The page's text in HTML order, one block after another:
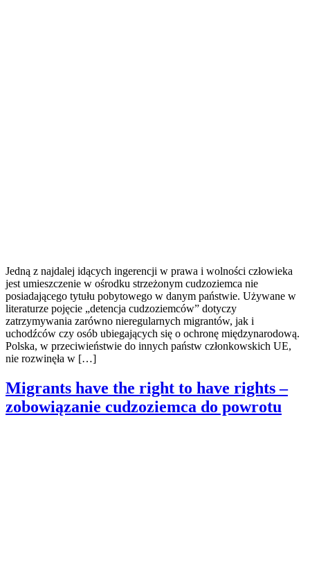
Jedną z najdalej idących ingerencji w prawa i wolności człowieka
jest umieszczenie w ośrodku strzeżonym cudzoziemca nie
posiadającego tytułu pobytowego w danym państwie. Używane w
literaturze pojęcie „detencja cudzoziemców” dotyczy
zatrzymywania zarówno nieregularnych migrantów, jak i
uchodźców czy osób ubiegających się o ochronę międzynarodową.
Polska, w przeciwieństwie do innych państw członkowskich UE,
nie rozwinęła w […]
Migrants have the right to have rights –
zobowiązanie cudzoziemca do powrotu